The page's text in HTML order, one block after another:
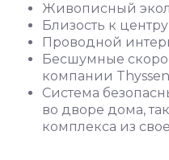
Живописный
Близость к
Проводной
Бесшумные
компании
Система
во дворе дома,
комплекса из